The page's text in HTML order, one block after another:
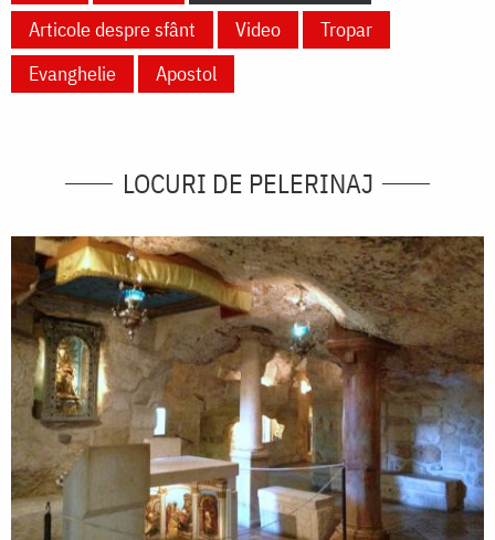
Articole despre sfânt
Video
Tropar
Evanghelie
Apostol
LOCURI DE PELERINAJ